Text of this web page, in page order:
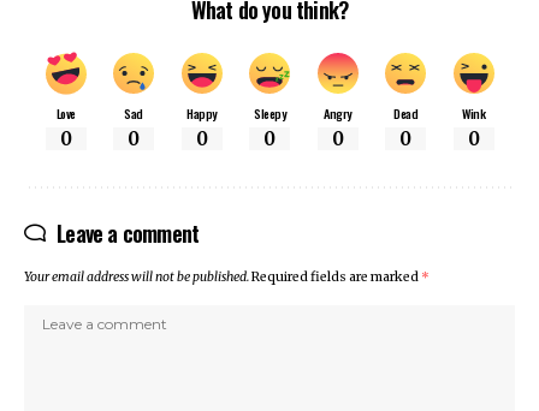
What do you think?
Love
0
Sad
0
Happy
0
Sleepy
0
Angry
0
Dead
0
Wink
0
Leave a comment
Your email address will not be published.Required fields are marked *